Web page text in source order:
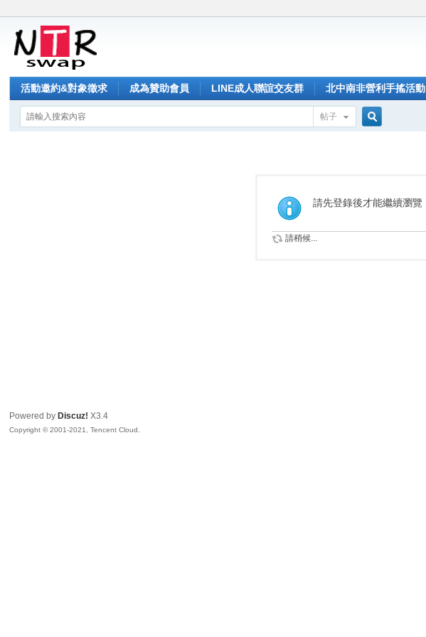
活動邀約&對象徵求 成為贊助會員 LINE成人聯誼交友群 北中南非營利手搖活動
帖子
索
請先登錄後才能繼續瀏覽
請稍候...
Powered by Discuz! X3.4
Copyright © 2001-2021, Tencent Cloud.